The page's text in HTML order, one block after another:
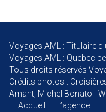
Voyages AML : Titulaire
Voyages AML : Quebec
Tous droits réservés
Crédits photos :
Amant, Michel Bonato -
Accueil
L’agence